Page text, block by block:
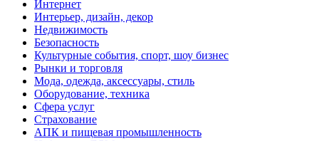
Интернет
Интерьер, дизайн, декор
Недвижимость
Безопасность
Культурные события, спорт, шоу бизнес
Рынки и торговля
Мода, одежда, аксессуары, стиль
Оборудование, техника
Сфера услуг
Страхование
АПК и пищевая промышленность